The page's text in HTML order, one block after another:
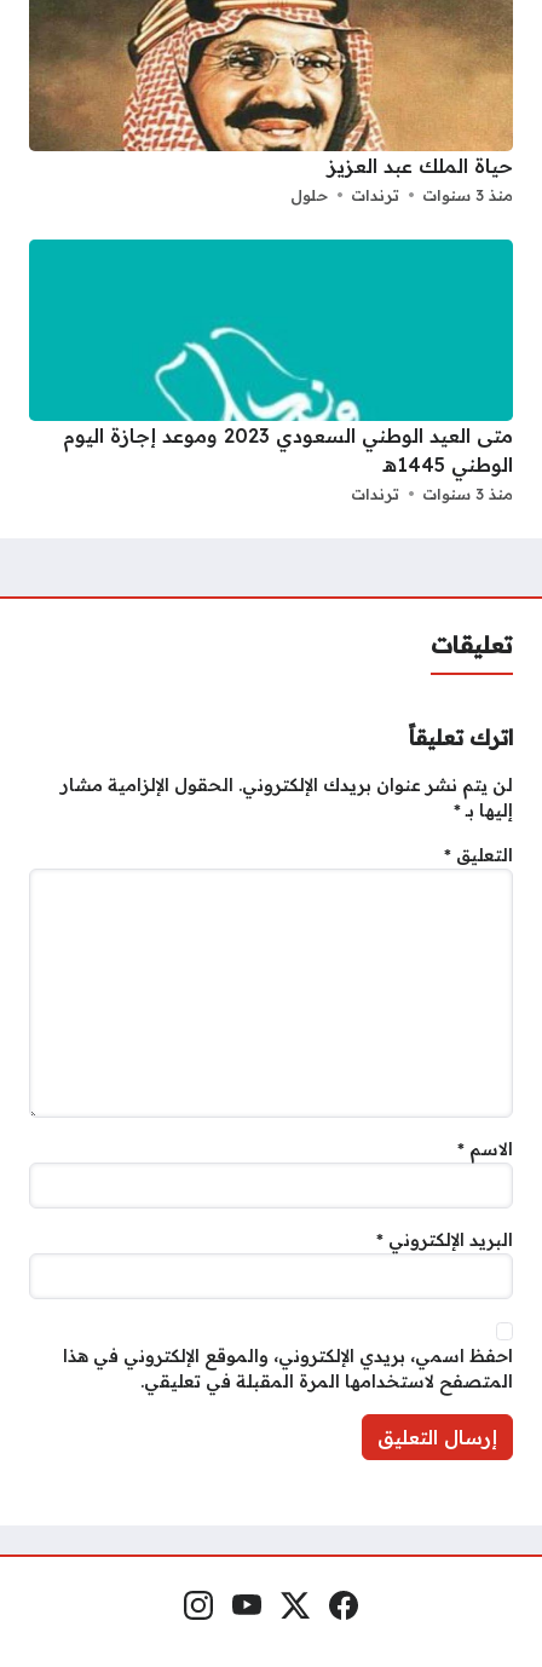
حياة الملك عبد العزيز
منذ 3 سنوات ترندات حلول
متى العيد الوطني السعودي 2023 وموعد إجازة اليوم
الوطني 1445هـ
منذ 3 سنوات ترندات
تعليقات
اترك تعليقاً
لن يتم نشر عنوان بريدك الإلكتروني. الحقول الإلزامية مشار
إليها بـ*
التعليق *
الاسم *
البريد الإلكتروني *
احفظ اسمي، بريدي الإلكتروني، والموقع الإلكتروني في هذا
المتصفح لاستخدامها المرة المقبلة في تعليقي.
مواقع التواصل فيسبوكمنصة إكس
يوتيوبإنستغرام